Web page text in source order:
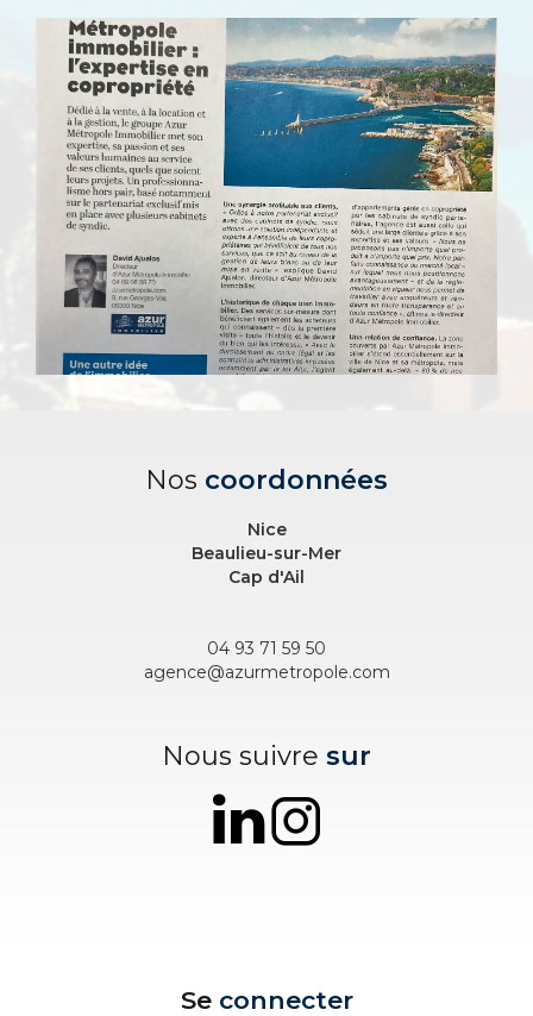
Nos coordonnées
Nice
Beaulieu-sur-Mer
Cap d'Ail
04 93 71 59 50
agence@azurmetropole.com
Nous suivre sur
Se connecter